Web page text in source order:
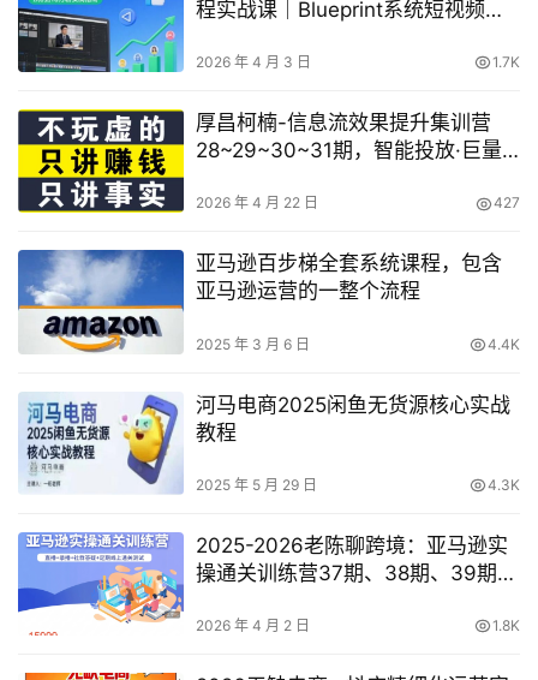
程实战课｜Blueprint系统短视频课
+作品复盘（含PDF+视频教程）
2026 年 4 月 3 日 1.7K
厚昌柯楠-信息流效果提升集训营
28~29~30~31期，智能投放·巨量
2026 年 4 月 22 日 427
亚马逊百步梯全套系统课程，包含
亚马逊运营的一整个流程
2025 年 3 月 6 日 4.4K
河马电商2025闲鱼无货源核心实战
教程
2025 年 5 月 29 日 4.3K
2025-2026老陈聊跨境：亚马逊实
操通关训练营37期、38期、39期、
2026 年 4 月 2 日 1.8K